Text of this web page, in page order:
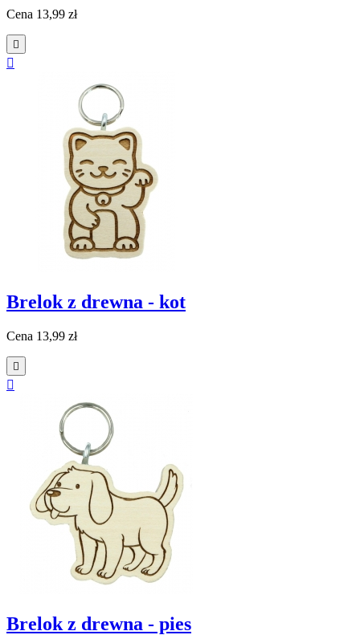
Cena 13,99 zł


Brelok z drewna - kot
Cena 13,99 zł


Brelok z drewna - pies